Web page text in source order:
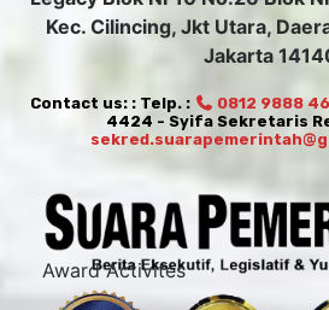
Award Activites